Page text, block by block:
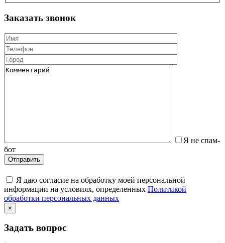
Заказать звонок
Я не спам-
бот
Я даю согласие на обработку моей персональной
информации на условиях, определенных Политикой
обработки персональных данных
×
Задать вопрос